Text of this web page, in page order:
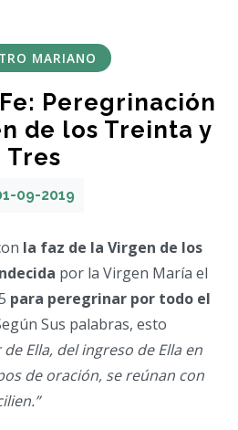
MARIANO
Peregrinación
de los Treinta y
Tres
09-2019
la faz de la Virgen de los
por la Virgen María el
para peregrinar por todo el
Sus palabras, esto
Ella, del ingreso de Ella en
de oración, se reúnan con